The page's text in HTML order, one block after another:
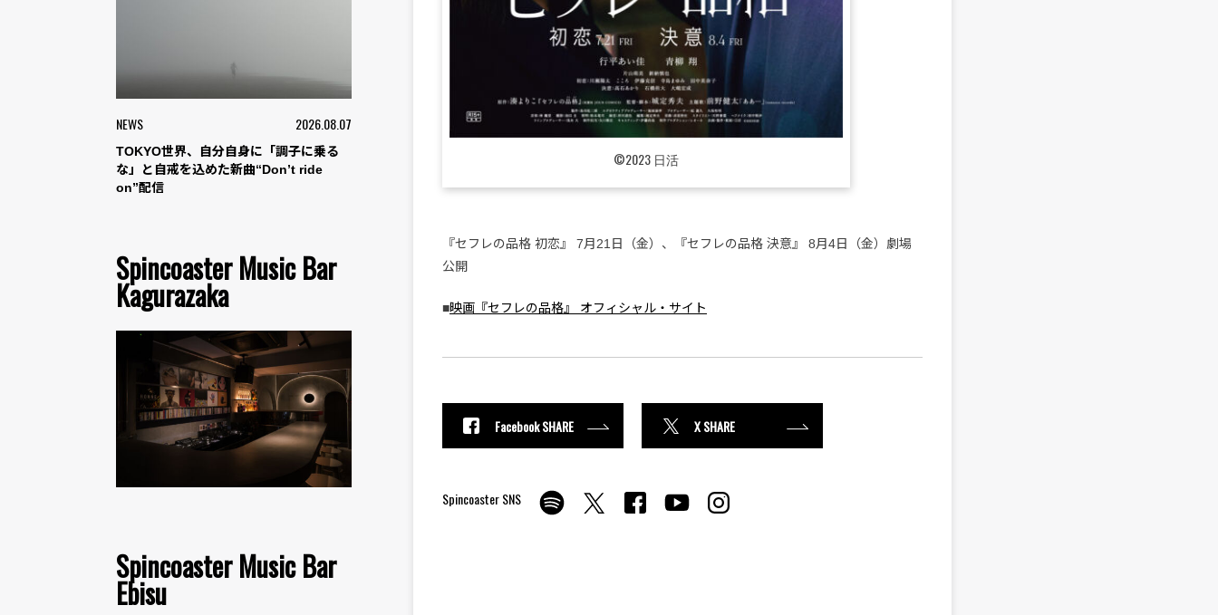
NEWS 2026.08.07
TOKYO世界、自分自身に「調子に乗る
な」と自戒を込めた新曲“Don’t ride
on”配信
Spincoaster Music Bar
Kagurazaka
Spincoaster Music Bar
Ebisu
©2023 日活
『セフレの品格 初恋』 7月21日（金）、『セフレの品格 決意』 8月4日（金）劇場
公開
■映画『セフレの品格』 オフィシャル・サイト
Facebook SHARE X SHARE
Spincoaster SNS